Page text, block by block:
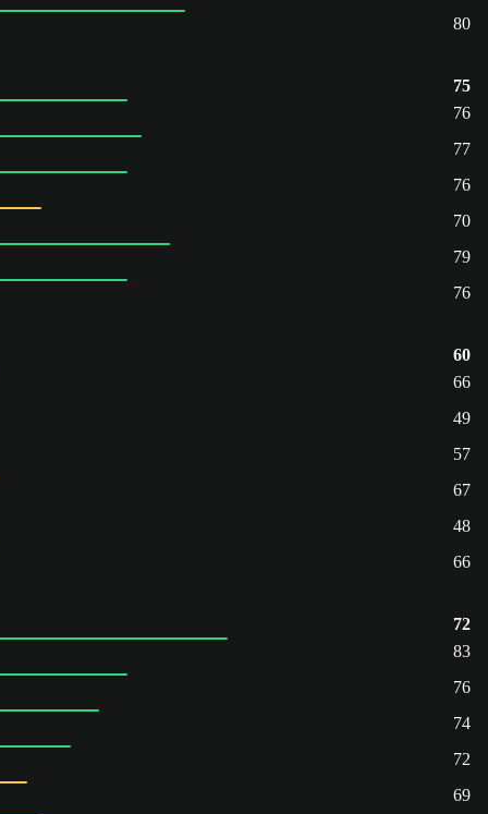
80
75
76
77
76
70
79
76
60
66
49
57
67
48
66
72
83
76
74
72
69